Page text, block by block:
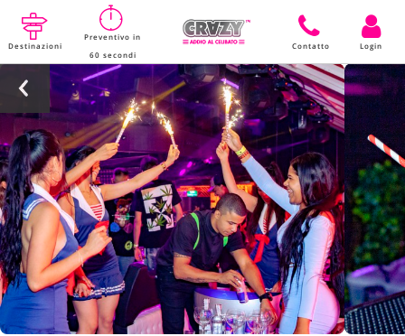
Destinazioni
Preventivo in
60 secondi
Contatto Login